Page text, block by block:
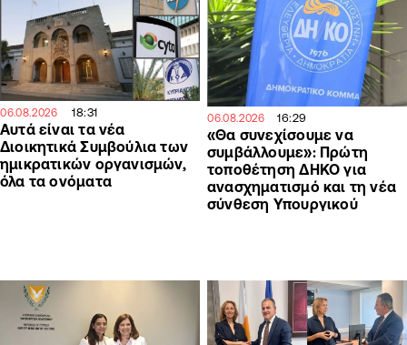
06.08.2026 18:31
Αυτά είναι τα νέα
Διοικητικά Συμβούλια των
ημικρατικών οργανισμών,
όλα τα ονόματα
06.08.2026 16:29
«Θα συνεχίσουμε να
συμβάλλουμε»: Πρώτη
τοποθέτηση ΔΗΚΟ για
ανασχηματισμό και τη νέα
σύνθεση Υπουργικού